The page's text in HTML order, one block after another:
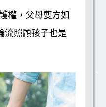
權，父母雙方如
流照顧孩子也是